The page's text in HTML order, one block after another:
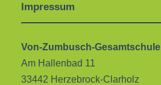
Impressum
Von-Zumbusch-Gesamtschule
Am Hallenbad 11
33442 Herzebrock-Clarholz